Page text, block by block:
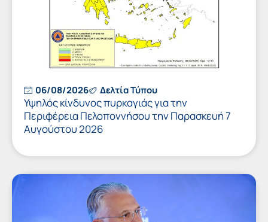
06/08/2026 Δελτία Τύπου
Υψηλός κίνδυνος πυρκαγιάς για την
Περιφέρεια Πελοποννήσου την Παρασκευή 7
Αυγούστου 2026